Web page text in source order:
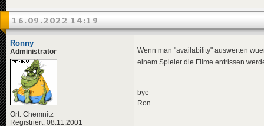
16.09.2022 14:19
Ronny
Administrator
Ort: Chemnitz
Registriert: 08.11.2001
Wenn man "availability" auswerten
einem Spieler die Filme entrissen
bye
Ron